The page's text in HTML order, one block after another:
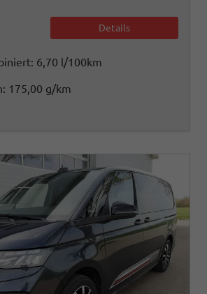
Details
6,70 l/100km
175,00 g/km